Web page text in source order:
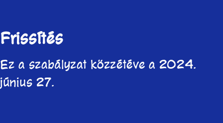
Frissítés
Ez a szabályzat közzétéve a 2024.
június 27.